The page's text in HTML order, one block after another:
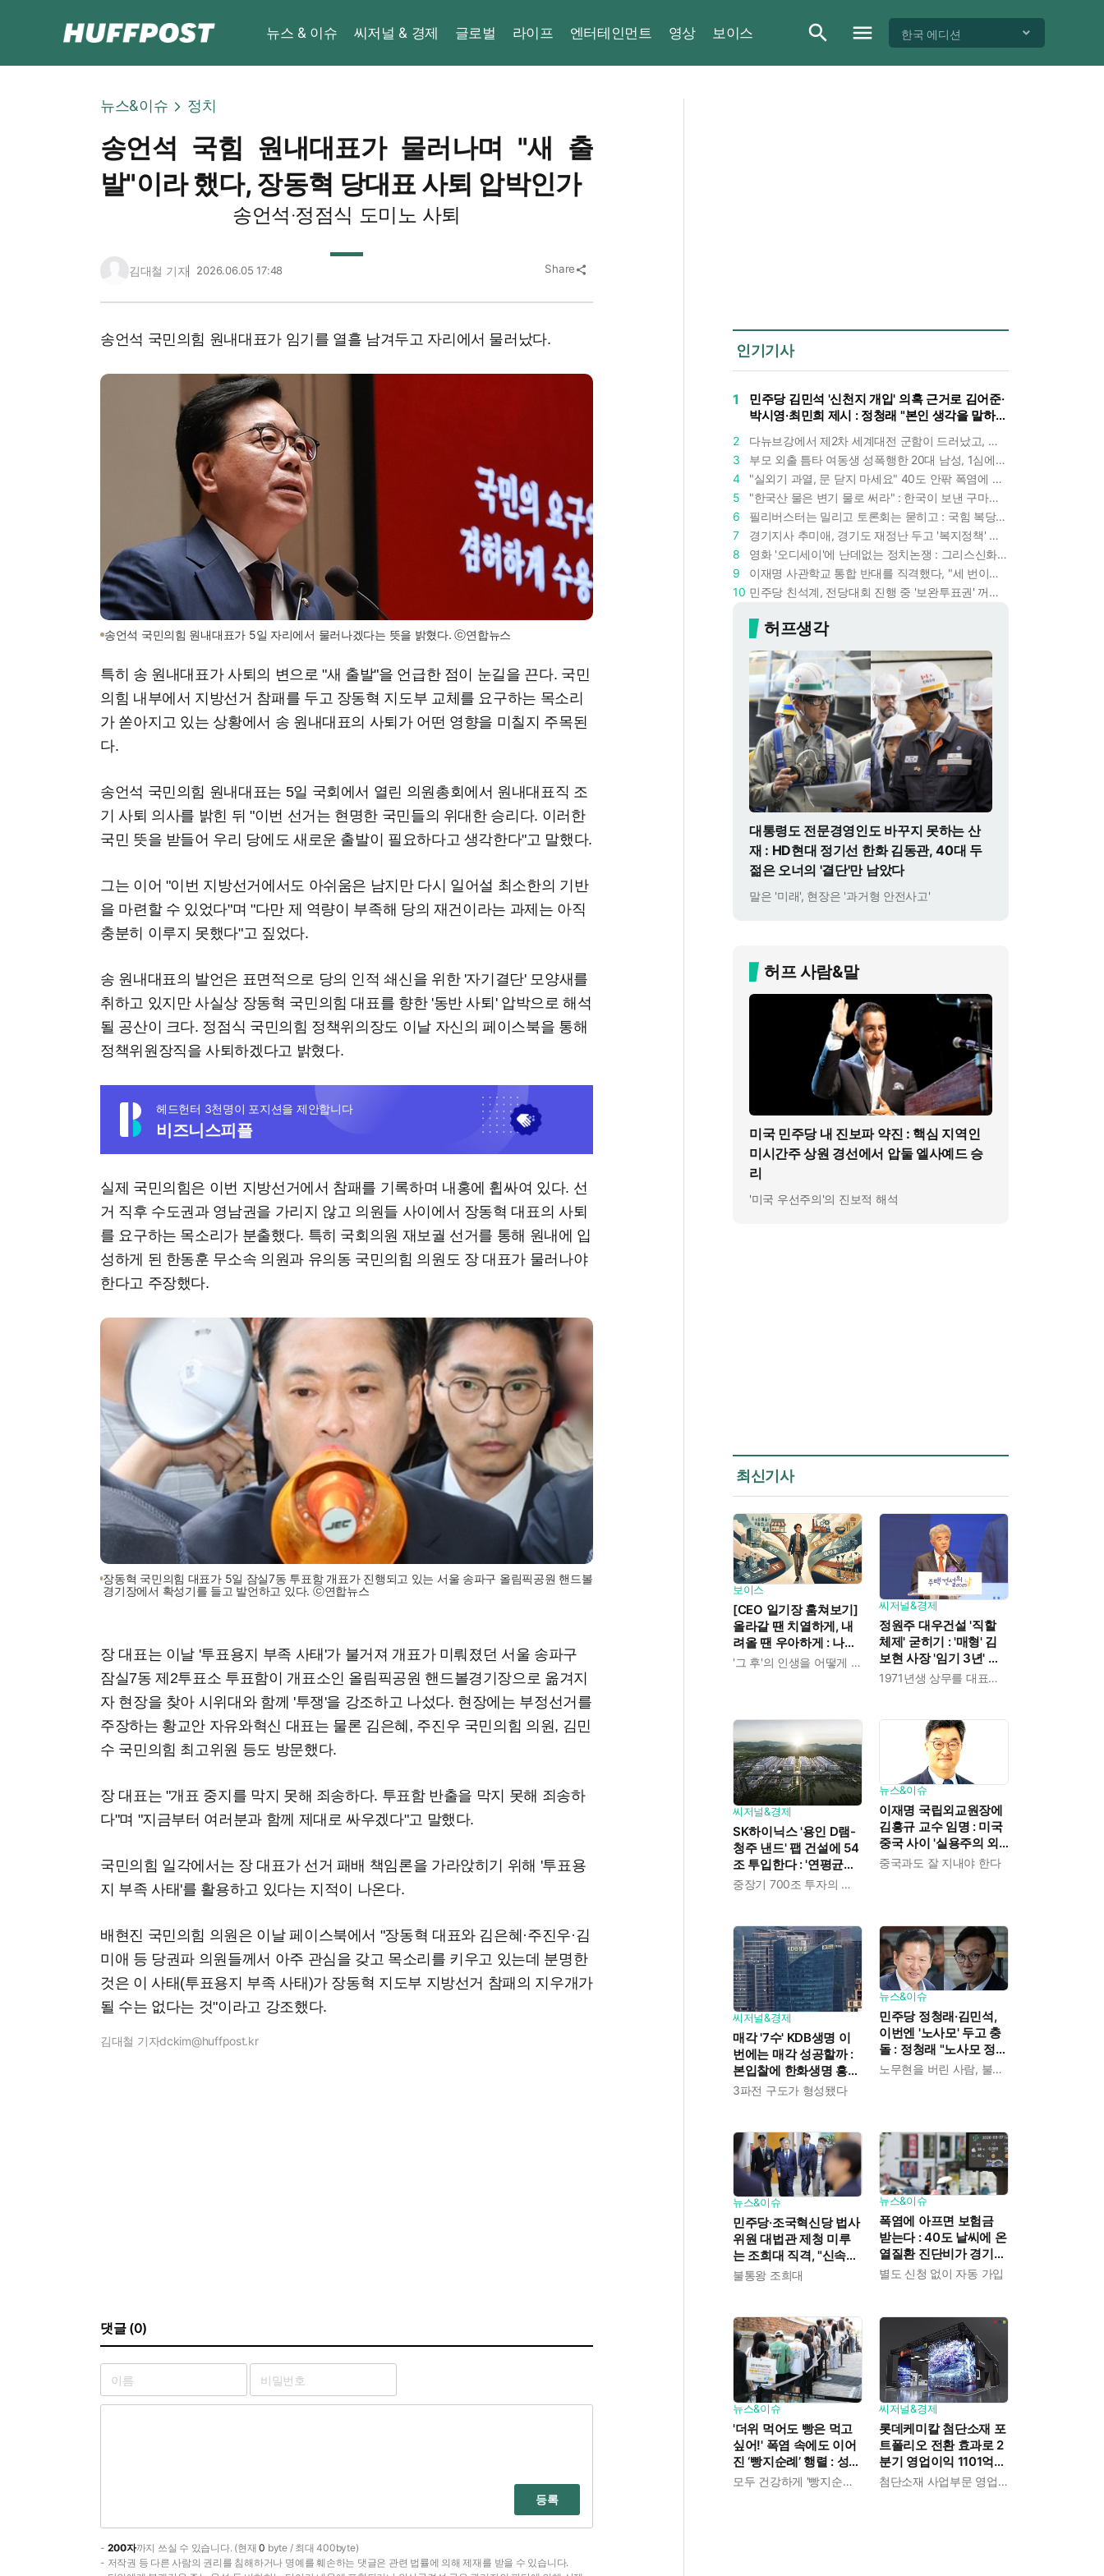
뉴스 & 이슈 씨저널 & 경제 글로벌 라이프 엔터테인먼트 영상 보이스 한국 에디션
뉴스&이슈 정치
송언석 국힘 원내대표가 물러나며 "새 출
발"이라 했다, 장동혁 당대표 사퇴 압박인가
송언석·정점식 도미노 사퇴
김대철 기자 2026.06.05 17:48 Share share
송언석 국민의힘 원내대표가 임기를 열흘 남겨두고 자리에서 물러났다.
송언석 국민의힘 원내대표가 5일 자리에서 물러나겠다는 뜻을 밝혔다. ⓒ연합뉴스
특히 송 원내대표가 사퇴의 변으로 "새 출발"을 언급한 점이 눈길을 끈다. 국민
의힘 내부에서 지방선거 참패를 두고 장동혁 지도부 교체를 요구하는 목소리
가 쏟아지고 있는 상황에서 송 원내대표의 사퇴가 어떤 영향을 미칠지 주목된
다.
송언석 국민의힘 원내대표는 5일 국회에서 열린 의원총회에서 원내대표직 조
기 사퇴 의사를 밝힌 뒤 "이번 선거는 현명한 국민들의 위대한 승리다. 이러한
국민 뜻을 받들어 우리 당에도 새로운 출발이 필요하다고 생각한다"고 말했다.
그는 이어 "이번 지방선거에서도 아쉬움은 남지만 다시 일어설 최소한의 기반
을 마련할 수 있었다"며 "다만 제 역량이 부족해 당의 재건이라는 과제는 아직
충분히 이루지 못했다"고 짚었다.
송 원내대표의 발언은 표면적으로 당의 인적 쇄신을 위한 '자기결단' 모양새를
취하고 있지만 사실상 장동혁 국민의힘 대표를 향한 '동반 사퇴' 압박으로 해석
될 공산이 크다. 정점식 국민의힘 정책위의장도 이날 자신의 페이스북을 통해
정책위원장직을 사퇴하겠다고 밝혔다.
헤드헌터 3천명이 포지션을 제안합니다
비즈니스피플
실제 국민의힘은 이번 지방선거에서 참패를 기록하며 내홍에 휩싸여 있다. 선
거 직후 수도권과 영남권을 가리지 않고 의원들 사이에서 장동혁 대표의 사퇴
를 요구하는 목소리가 분출했다. 특히 국회의원 재보궐 선거를 통해 원내에 입
성하게 된 한동훈 무소속 의원과 유의동 국민의힘 의원도 장 대표가 물러나야
한다고 주장했다.
장동혁 국민의힘 대표가 5일 잠실7동 투표함 개표가 진행되고 있는 서울 송파구 올림픽공원 핸드볼
경기장에서 확성기를 들고 발언하고 있다. ⓒ연합뉴스
장 대표는 이날 '투표용지 부족 사태'가 불거져 개표가 미뤄졌던 서울 송파구
잠실7동 제2투표소 투표함이 개표소인 올림픽공원 핸드볼경기장으로 옮겨지
자 현장을 찾아 시위대와 함께 '투쟁'을 강조하고 나섰다. 현장에는 부정선거를
주장하는 황교안 자유와혁신 대표는 물론 김은혜, 주진우 국민의힘 의원, 김민
수 국민의힘 최고위원 등도 방문했다.
장 대표는 "개표 중지를 막지 못해 죄송하다. 투표함 반출을 막지 못해 죄송하
다"며 "지금부터 여러분과 함께 제대로 싸우겠다"고 말했다.
국민의힘 일각에서는 장 대표가 선거 패배 책임론을 가라앉히기 위해 '투표용
지 부족 사태'를 활용하고 있다는 지적이 나온다.
배현진 국민의힘 의원은 이날 페이스북에서 "장동혁 대표와 김은혜·주진우·김
미애 등 당권파 의원들께서 아주 관심을 갖고 목소리를 키우고 있는데 분명한
것은 이 사태(투표용지 부족 사태)가 장동혁 지도부 지방선거 참패의 지우개가
될 수는 없다는 것"이라고 강조했다.
김대철 기자dckim@huffpost.kr
댓글 (0)
등록
- 200자까지 쓰실 수 있습니다. (현재0 byte / 최대 400byte)
- 저작권 등 다른 사람의 권리를 침해하거나 명예를 훼손하는 댓글은 관련 법률에 의해 제재를 받을 수 있습니다.
인기기사
1
민주당 김민석 '신천지 개입' 의혹 근거로 김어준·
박시영·최민희 제시 : 정청래 "본인 생각을 말하
2
다뉴브강에서 제2차 세계대전 군함이 드러났고, 포항 수돗물은 갑자기 짜졌다 : 폭염·가뭄이 만든 낯선 풍경
3
부모 외출 틈타 여동생 성폭행한 20대 남성, 1심에서 5년형 선고 : 친족 간 '암수범죄'의 심각성
4
"실외기 과열, 문 닫지 마세요" 40도 안팎 폭염에 쉼 없이 도는 에어컨 : 화재 위험 경고등!
5
"한국산 물은 변기 물로 써라" : 한국이 보낸 구마모토 지진 구호품에 한 일본인의 '어처구니 없는' 반응
6
필리버스터는 밀리고 토론회는 묻히고 : 국힘 복당 원하는 한동훈, '검사 정치'의 한계만 드러내나
7
경기지사 추미애, 경기도 재정난 두고 '복지정책' 탓하는 시선에 정면 반박 : "고령자와 아이 인구 급증"
8
영화 '오디세이'에 난데없는 정치논쟁 : 그리스신화 공간에서 '트럼프 전쟁의 참혹함'이 보인다
9
이재명 사관학교 통합 반대를 직격했다, "세 번이나 군사 쿠데타 했는데 압도적 지위"
10
민주당 친석계, 전당대회 진행 중 '보완투표권' 꺼냈다 : '사후 투표 허용' 무리수에 정청래 "투표 쿠데타"
허프생각
대통령도 전문경영인도 바꾸지 못하는 산
재 : HD현대 정기선 한화 김동관, 40대 두
젊은 오너의 '결단'만 남았다
말은 '미래', 현장은 '과거형 안전사고'
허프 사람&말
미국 민주당 내 진보파 약진 : 핵심 지역인
미시간주 상원 경선에서 압둘 엘사예드 승
리
'미국 우선주의'의 진보적 해석
최신기사
보이스
[CEO 일기장 훔쳐보기]
올라갈 땐 치열하게, 내
려올 땐 우아하게 : 나만
의 커리어 설계법
'그 후'의 인생을 어떻게 살 것인가
씨저널&경제
정원주 대우건설 '직할
체제' 굳히기 : '매형' 김
보현 사장 '임기 3년' 받
고 4개월 만에 물러났다
1971년생 상무를 대표이사로 발탁
씨저널&경제
SK하이닉스 '용인 D램-
청주 낸드' 팹 건설에 54
조 투입한다 : '연평균
19% 성장' 메모리 수요중장기 700조 투자의 단계적 이행
뉴스&이슈
이재명 국립외교원장에
김흥규 교수 임명 : 미국
중국 사이 '실용주의 외
교론' 강조한 인물이다
중국과도 잘 지내야 한다
씨저널&경제
매각 '7수' KDB생명 이
번에는 매각 성공할까 :
본입찰에 한화생명 흥국
생명 한국금융지주 최종
3파전 구도가 형성됐다
뉴스&이슈
민주당 정청래·김민석,
이번엔 '노사모' 두고 충
돌 : 정청래 "노사모 정신
으로 승리" vs 김민석 측노무현을 버린 사람, 불편하겠지
뉴스&이슈
민주당·조국혁신당 법사
위원 대법관 제청 미루
는 조희대 직격, "신속한
재판 약속도 저버려"
불통왕 조희대
뉴스&이슈
폭염에 아프면 보험금
받는다 : 40도 날씨에 온
열질환 진단비가 경기도
민에게 주어진다
별도 신청 없이 자동 가입
뉴스&이슈
'더위 먹어도 빵은 먹고
싶어!' 폭염 속에도 이어
진 ‘빵지순례’ 행렬 : 성심
당이 대기 손님 위해 준모두 건강하게 '빵지순례' 마치시길.
씨저널&경제
롯데케미칼 첨단소재 포
트폴리오 전환 효과로 2
분기 영업이익 1101억
흑자전환 : 대산·여수 사첨단소재 사업부문 영업이익 1325억 원